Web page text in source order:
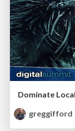
greggifford